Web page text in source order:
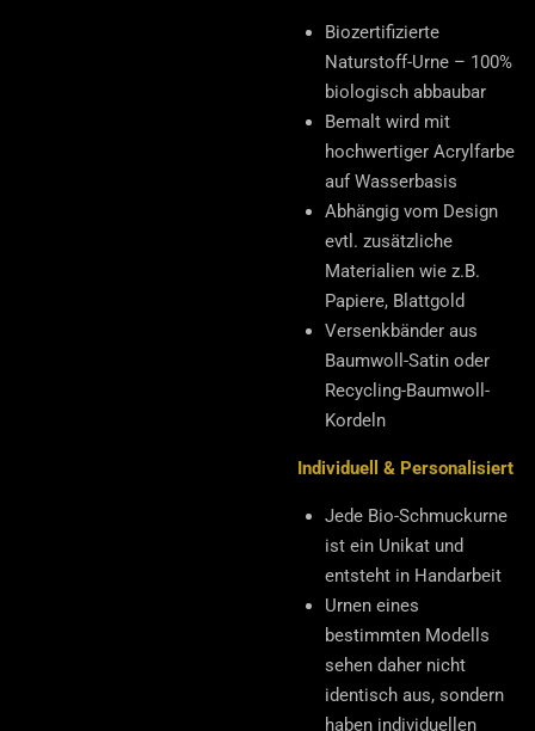
Biozertifizierte
Naturstoff-Urne – 100%
biologisch abbaubar
Bemalt wird mit
hochwertiger Acrylfarbe
auf Wasserbasis
Abhängig vom Design
evtl. zusätzliche
Materialien wie z.B.
Papiere, Blattgold
Versenkbänder aus
Baumwoll-Satin oder
Recycling-Baumwoll-
Kordeln
Individuell & Personalisiert
Jede Bio-Schmuckurne
ist ein Unikat und
entsteht in Handarbeit
Urnen eines
bestimmten Modells
sehen daher nicht
identisch aus, sondern
haben individuellen